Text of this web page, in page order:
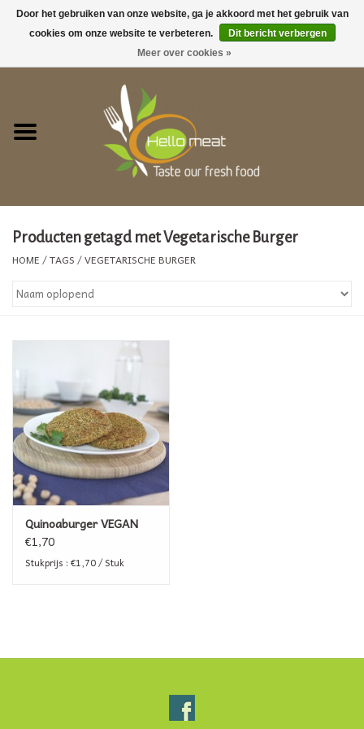
0 Artikelen - €0,00
GEZELLIG TAFELEN !
Vegetarische producten
Informatie ivm afhaling
Betalen kan via Payconiq
Lokale partners
CONTACT
Producten getagd met Vegetarische Burger
HOME /TAGS /VEGETARISCHE BURGER
Quinoaburger VEGAN
€1,70
Stukprijs : €1,70 / Stuk
Door het gebruiken van onze website, ga je akkoord met het gebruik van
cookies om onze website te verbeteren.
Dit bericht verbergen
Meer over cookies »